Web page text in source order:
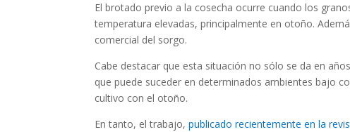
El brotado previo a la cosecha ocurre cuando los
temperatura elevadas, principalmente en otoño.
comercial del sorgo.
Cabe destacar que esta situación no sólo se da en
que puede suceder en determinados ambientes bajo
cultivo con el otoño.
En tanto, el trabajo,publicado recientemente en la